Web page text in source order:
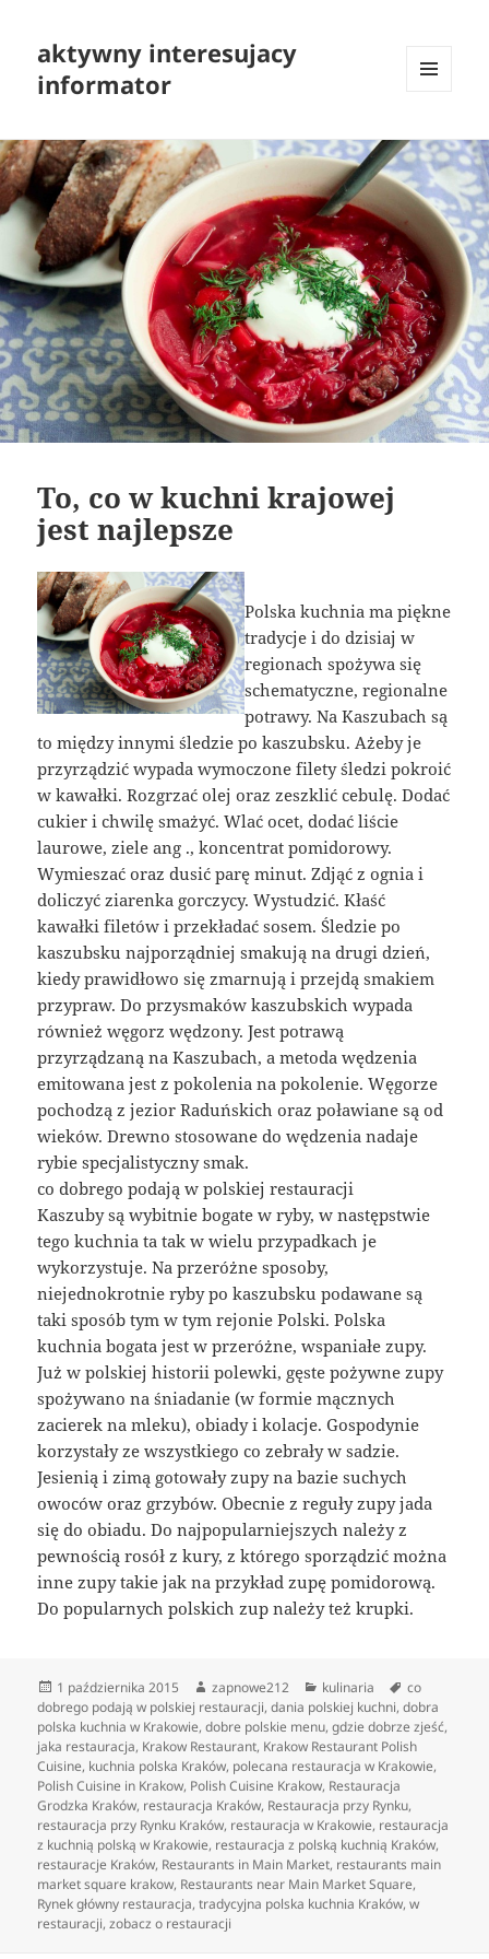
aktywny interesujacy
informator
WIDGETY
To, co w kuchni krajowej
jest najlepsze
Polska kuchnia ma piękne
tradycje i do dzisiaj w
regionach spożywa się
schematyczne, regionalne
potrawy. Na Kaszubach są
to między innymi śledzie po kaszubsku. Ażeby je
przyrządzić wypada wymoczone filety śledzi pokroić
w kawałki. Rozgrzać olej oraz zeszklić cebulę. Dodać
cukier i chwilę smażyć. Wlać ocet, dodać liście
laurowe, ziele ang ., koncentrat pomidorowy.
Wymieszać oraz dusić parę minut. Zdjąć z ognia i
doliczyć ziarenka gorczycy. Wystudzić. Kłaść
kawałki filetów i przekładać sosem. Śledzie po
kaszubsku najporządniej smakują na drugi dzień,
kiedy prawidłowo się zmarnują i przejdą smakiem
przypraw. Do przysmaków kaszubskich wypada
również węgorz wędzony. Jest potrawą
przyrządzaną na Kaszubach, a metoda wędzenia
emitowana jest z pokolenia na pokolenie. Węgorze
pochodzą z jezior Raduńskich oraz poławiane są od
wieków. Drewno stosowane do wędzenia nadaje
rybie specjalistyczny smak.
co dobrego podają w polskiej restauracji
Kaszuby są wybitnie bogate w ryby, w następstwie
tego kuchnia ta tak w wielu przypadkach je
wykorzystuje. Na przeróżne sposoby,
niejednokrotnie ryby po kaszubsku podawane są
taki sposób tym w tym rejonie Polski. Polska
kuchnia bogata jest w przeróżne, wspaniałe zupy.
Już w polskiej historii polewki, gęste pożywne zupy
spożywano na śniadanie (w formie mącznych
zacierek na mleku), obiady i kolacje. Gospodynie
korzystały ze wszystkiego co zebrały w sadzie.
Jesienią i zimą gotowały zupy na bazie suchych
owoców oraz grzybów. Obecnie z reguły zupy jada
się do obiadu. Do najpopularniejszych należy z
pewnością rosół z kury, z którego sporządzić można
inne zupy takie jak na przykład zupę pomidorową.
Do popularnych polskich zup należy też krupki.
Data
publikacji
1 października 2015 Autor
zapnowe212 Kategorie
kulinaria Tagi
co
dobrego podają w polskiej restauracji,dania polskiej kuchni,dobra
polska kuchnia w Krakowie,dobre polskie menu,gdzie dobrze zjeść,
jaka restauracja, Krakow Restaurant, Krakow Restaurant Polish
Cuisine, kuchnia polska Kraków, polecana restauracja w Krakowie,
Polish Cuisine in Krakow, Polish Cuisine Krakow, Restauracja
Grodzka Kraków, restauracja Kraków, Restauracja przy Rynku,
restauracja przy Rynku Kraków, restauracja w Krakowie, restauracja
z kuchnią polską w Krakowie, restauracja z polską kuchnią Kraków,
restauracje Kraków, Restaurants in Main Market, restaurants main
market square krakow, Restaurants near Main Market Square,
Rynek główny restauracja,tradycyjna polska kuchnia Kraków,w
restauracji,zobacz o restauracji